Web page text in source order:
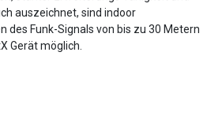
auszeichnet, sind indoor
des Funk-Signals von bis zu 30 Metern
Gerät möglich.